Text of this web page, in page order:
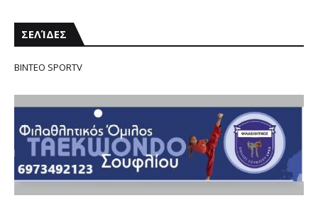
ΣΕΛΊΔΕΣ
ΒΙΝΤΕΟ SPORTV